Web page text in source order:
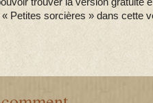
« Petites sorcières » dans cette